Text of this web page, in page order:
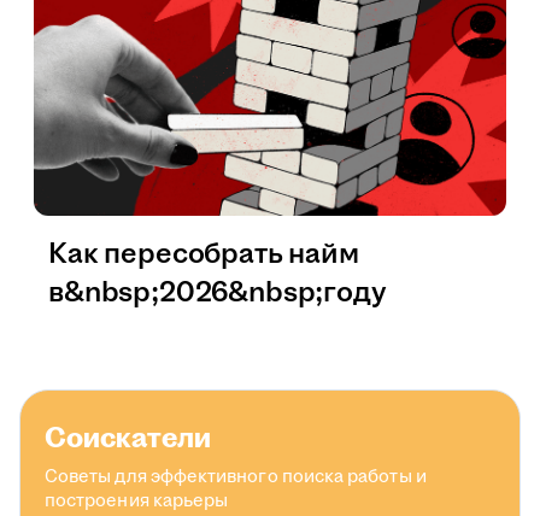
Как пересобрать найм
в&nbsp;2026&nbsp;году
Соискатели
Советы для эффективного поиска работы и
построения карьеры